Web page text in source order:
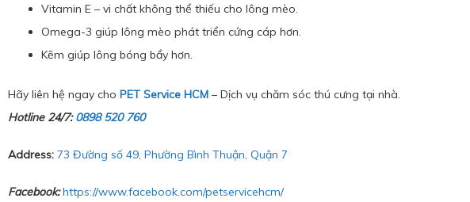
Vitamin E – vi chất không thể thiếu cho lông mèo.
Omega-3 giúp lông mèo phát triển cứng cáp hơn.
Kẽm giúp lông bóng bẩy hơn.
Hãy liên hệ ngay cho PET Service HCM – Dịch vụ chăm sóc thú cưng tại nhà.
Hotline 24/7:0898 520 760
Address: 73 Đường số 49, Phường Bình Thuận, Quận 7
Facebook: https://www.facebook.com/petservicehcm/